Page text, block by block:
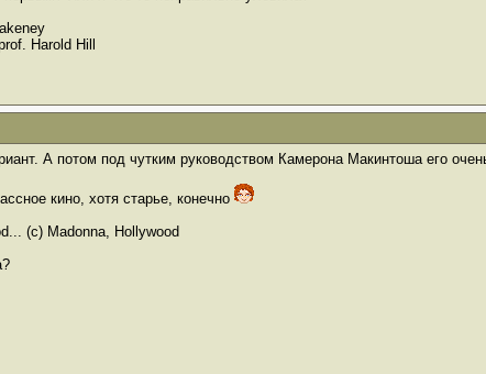
Harold Hill
А потом под чутким руководством Камерона Макинтоша его
кино, хотя старье, конечно
(c) Madonna, Hollywood